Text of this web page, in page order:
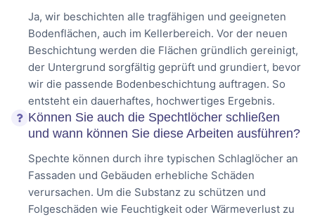
Ja, wir beschichten alle tragfähigen und geeigneten
Bodenflächen, auch im Kellerbereich. Vor der neuen
Beschichtung werden die Flächen gründlich gereinigt,
der Untergrund sorgfältig geprüft und grundiert, bevor
wir die passende Bodenbeschichtung auftragen. So
entsteht ein dauerhaftes, hochwertiges Ergebnis.
Können Sie auch die Spechtlöcher schließen
und wann können Sie diese Arbeiten ausführen?
Spechte können durch ihre typischen Schlaglöcher an
Fassaden und Gebäuden erhebliche Schäden
verursachen. Um die Substanz zu schützen und
Folgeschäden wie Feuchtigkeit oder Wärmeverlust zu